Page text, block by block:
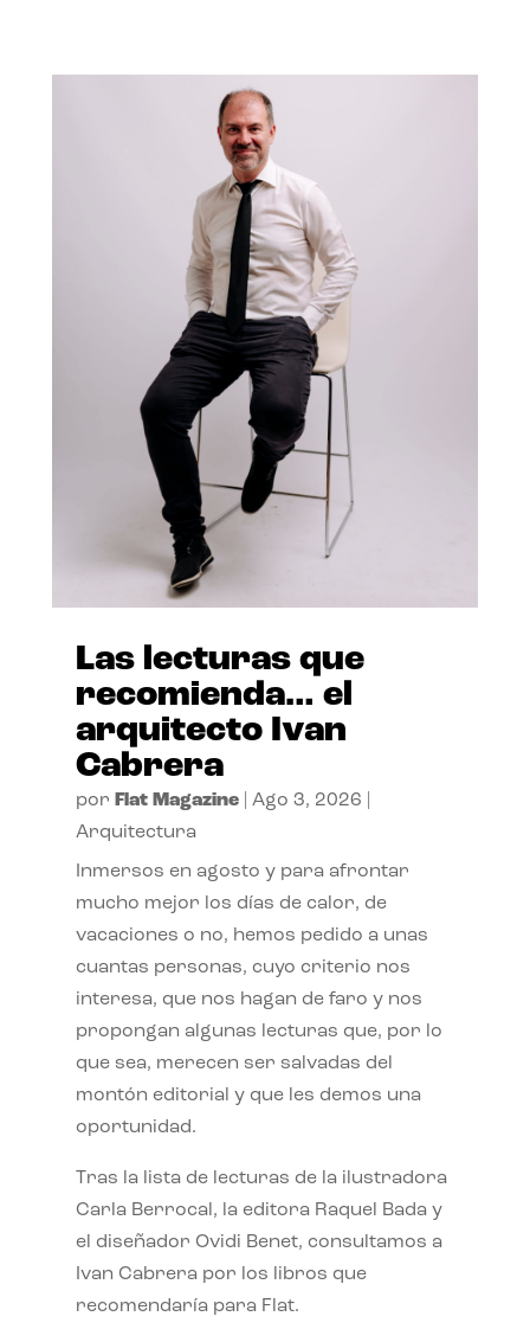
Las lecturas que
recomienda… el
arquitecto Ivan
Cabrera
por Flat Magazine| Ago 3, 2026
Arquitectura
Inmersos en agosto y para afrontar
mucho mejor los días de calor, de
vacaciones o no, hemos pedido a unas
cuantas personas, cuyo criterio nos
interesa, que nos hagan de faro y nos
propongan algunas lecturas que, por lo
que sea, merecen ser salvadas del
montón editorial y que les demos una
oportunidad.
Tras la lista de lecturas de la ilustradora
Carla Berrocal, la editora Raquel Bada y
el diseñador Ovidi Benet, consultamos a
Ivan Cabrera por los libros que
recomendaría para Flat.